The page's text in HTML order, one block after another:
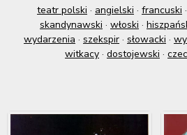
teatr polski · angielski · francuski ·
skandynawski · włoski ·
wydarzenia · szekspir · słowacki ·
witkacy · dostojewski ·